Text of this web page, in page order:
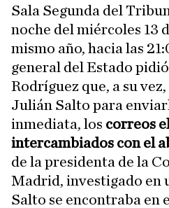
Sala Segunda del
noche del miércoles 13
mismo año, hacia las
general del Estado
Rodríguez que, a su
Julián Salto para
inmediata, los correos
intercambiados con el
de la presidenta de la
Madrid, investigado en
Salto se encontraba en